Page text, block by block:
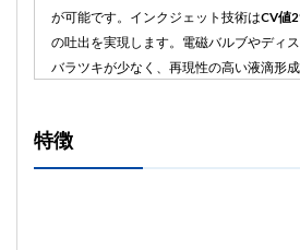
が可能です。インクジェット技術はCV値
の吐出を実現します。電磁バルブやディ
バラツキが少なく、再現性の高い液滴形成
特徴